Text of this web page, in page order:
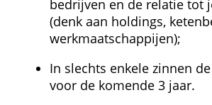
bedrijven en de relatie tot
(denk aan holdings,
werkmaatschappijen);
In slechts enkele zinnen
voor de komende 3 jaar.